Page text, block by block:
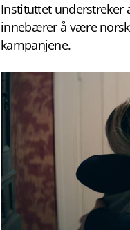
Instituttet understreker
innebærer å være
kampanjene.